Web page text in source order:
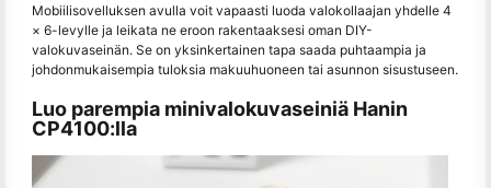
Mobiilisovelluksen avulla voit vapaasti luoda valokollaajan yhdelle 4
× 6-levylle ja leikata ne eroon rakentaaksesi oman DIY-
valokuvaseinän. Se on yksinkertainen tapa saada puhtaampia ja
johdonmukaisempia tuloksia makuuhuoneen tai asunnon sisustuseen.
Luo parempia minivalokuvaseiniä Hanin
CP4100:lla